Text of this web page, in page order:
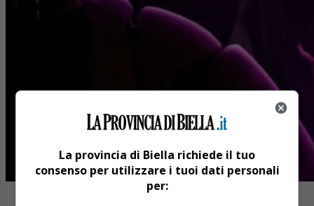
La provincia di Biella richiede il tuo
consenso per utilizzare i tuoi dati personali
per: